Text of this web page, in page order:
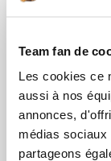
Team fan de
Les cookies ce
aussi à nos
annonces,
médias sociaux
partageons